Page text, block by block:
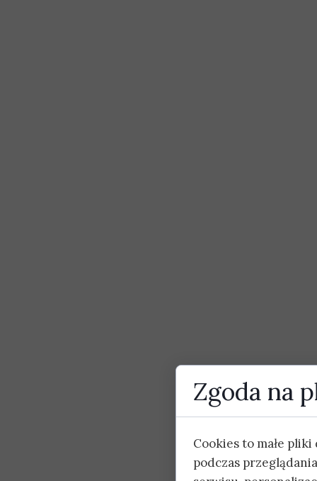
Zgoda na
Cookies to małe
podczas